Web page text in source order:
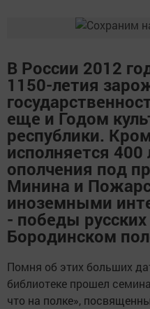
В России 2012
1150-летия
еще и Годом
республики.
исполняется
ополчения под
Минина и
иноземными
- победы
Бородинском
Помня об этих больших
библиотеке прошел
что на полке»,